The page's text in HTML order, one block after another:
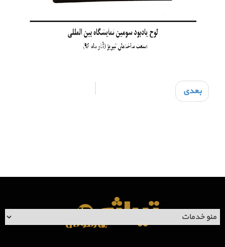
درباره ما
درباره تیراژه هارمونی لوح ها و تندیس ها
اطلاعات تماس
بعدی